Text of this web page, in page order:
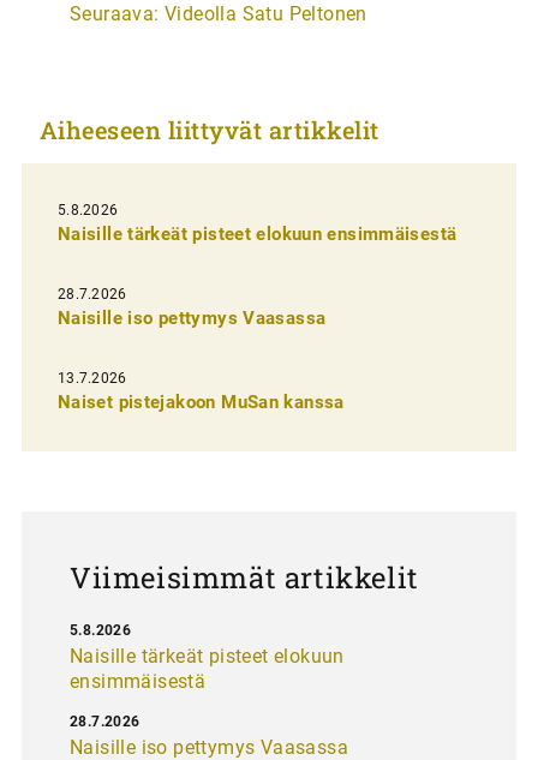
t
k
e
l
i
e
n
e
Seuraava: Videolla Satu Peltonen
Aiheeseen liittyvät artikkelit
5.8.2026
Naisille tärkeät pisteet elokuun ensimmäisestä
28.7.2026
Naisille iso pettymys Vaasassa
13.7.2026
Naiset pistejakoon MuSan kanssa
Viimeisimmät artikkelit
Naisille tärkeät pisteet elokuun
ensimmäisestä
5.8.2026
Naisille iso pettymys Vaasassa
28.7.2026